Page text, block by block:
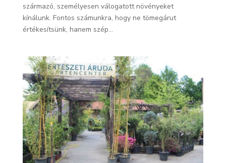
származó, személyesen válogatott növényeket
kínálunk. Fontos számunkra, hogy ne tömegárut
értékesítsünk, hanem szép...